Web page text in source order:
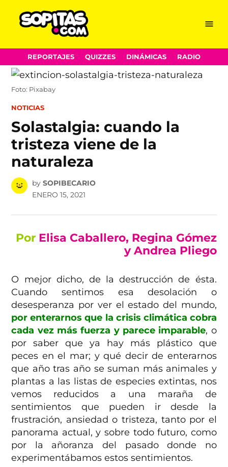
Skip
to
content
Menu
REPORTAJES QUIZZES DINÁMICAS RADIO
Foto: Pixabay
POSTED
NOTICIAS
Solastalgia: cuando la
tristeza viene de la
naturaleza
by SOPIBECARIO
ENERO 15, 2021
Por Elisa Caballero, Regina Gómez
y Andrea Pliego
O mejor dicho, de la destrucción de ésta.
Cuando sentimos esa desolación o
desesperanza por ver el estado del mundo,
por enterarnos que la crisis climática cobra
cada vez más fuerza y parece imparable, o
por saber que ya hay más plástico que
peces en el mar; y qué decir de enterarnos
que año tras año se suman más animales y
plantas a las listas de especies extintas, nos
vemos reducidos a una maraña de
sentimientos que pueden ir desde la
frustración, ansiedad o tristeza, tanto por el
panorama actual, y sobre todo futuro, como
por la añoranza del pasado donde no
experimentábamos estos sentimientos.